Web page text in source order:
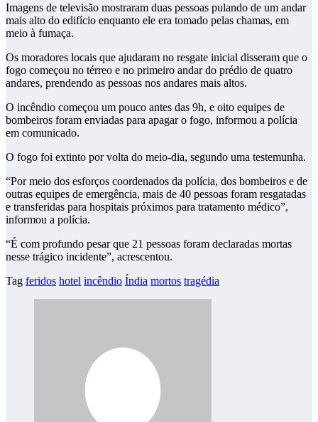
Imagens de televisão mostraram duas pessoas pulando de um andar
mais alto do edifício enquanto ele era tomado pelas chamas, em
meio à fumaça.
Os moradores locais que ajudaram no resgate inicial disseram que o
fogo começou no térreo e no primeiro andar do prédio de quatro
andares, prendendo as pessoas nos andares mais altos.
O incêndio começou um pouco antes das 9h, e oito equipes de
bombeiros foram enviadas para apagar o fogo, informou a polícia
em comunicado.
O fogo foi extinto por volta do meio-dia, segundo uma testemunha.
“Por meio dos esforços coordenados da polícia, dos bombeiros e de
outras equipes de emergência, mais de 40 pessoas foram resgatadas
e transferidas para hospitais próximos para tratamento médico”,
informou a polícia.
“É com profundo pesar que 21 pessoas foram declaradas mortas
nesse trágico incidente”, acrescentou.
Tag feridos hotel incêndio Índia mortos tragédia